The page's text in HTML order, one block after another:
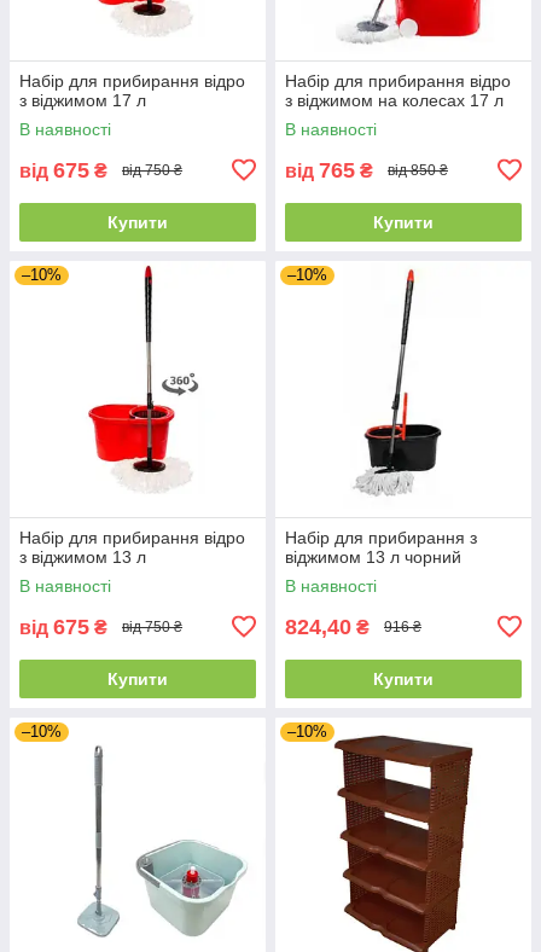
Набір для прибирання відро
з віджимом 17 л
В наявності
від 675 ₴ від 750 ₴
Купити
Набір для прибирання відро
з віджимом на колесах 17 л
В наявності
від 765 ₴ від 850 ₴
Купити
–10%
Набір для прибирання відро
з віджимом 13 л
В наявності
від 675 ₴ від 750 ₴
Купити
–10%
Набір для прибирання з
віджимом 13 л чорний
В наявності
824,40 ₴ 916 ₴
Купити
–10% –10%